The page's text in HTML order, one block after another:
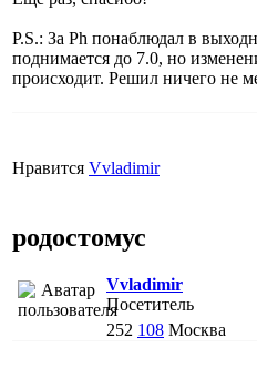
P.S.: За Ph понаблюдал в
поднимается до 7.0, но
происходит. Решил ничего не
Нравится Vvladimir
родостомус
Vvladimir
Посетитель
252 108 Москва